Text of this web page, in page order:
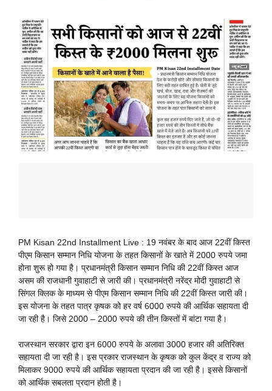
PM Kisan 22nd Installment Live : 19 नवंबर के बाद आज 22वीं किस्त
पीएम किसान सम्मान निधि योजना के तहत किसानों के खाते में 2000 रुपये जमा
होना शुरू हो गया है। प्रधानमंत्री किसान सम्मान निधि की 22वीं किस्त आज
असम की राजधानी गुवाहाटी से जारी की। प्रधानमंत्री नरेंद्र मोदी गुवाहाटी से
सिंगल क्लिक के माध्यम से पीएम किसान सम्मान निधि की 22वीं किस्त जारी की।
इस योजना के तहत पात्र कृषक को हर वर्ष 6000 रुपये की आर्थिक सहायता दी
जा रही है। जिसे 2000 – 2000 रुपये की तीन किस्तों में बांटा गया है।
राजस्थान सरकार द्वारा इन 6000 रुपये के अलावा 3000 हजार की अतिरिक्त
सहायता दी जा रही है। इस प्रकार राजस्थान के कृषक को कुल केंद्र व राज्य को
मिलाकर 9000 रुपये की आर्थिक सहायता प्रदान की जा रही है। इससे किसानों
को आर्थिक सबलता प्रदान होती है।